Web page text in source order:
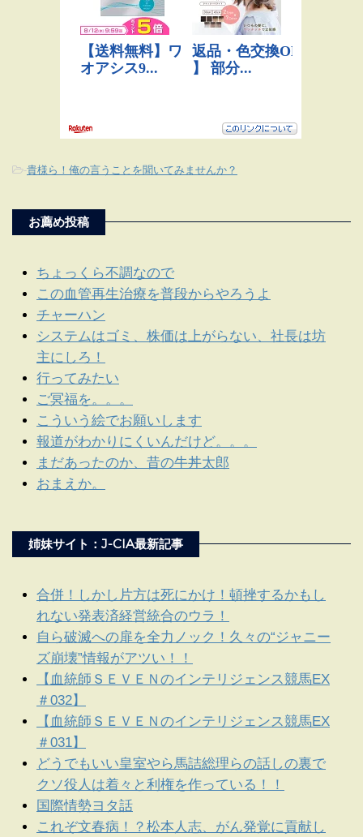
-貴様ら！俺の言うことを聞いてみませんか？
お薦め投稿
ちょっくら不調なので
この血管再生治療を普段からやろうよ
チャーハン
システムはゴミ、株価は上がらない、社長は坊
主にしろ！
行ってみたい
ご冥福を。。。
こういう絵でお願いします
報道がわかりにくいんだけど。。。
まだあったのか、昔の牛丼太郎
おまえか。
姉妹サイト：J-CIA最新記事
合併！しかし片方は死にかけ！頓挫するかもし
れない発表済経営統合のウラ！
自ら破滅への扉を全力ノック！久々の“ジャニー
ズ崩壊”情報がアツい！！
【血統師ＳＥＶＥＮのインテリジェンス競馬EX
＃032】
【血統師ＳＥＶＥＮのインテリジェンス競馬EX
＃031】
どうでもいい皇室やら馬詰総理らの話しの裏で
クソ役人は着々と利権を作っている！！
国際情勢ヨタ話
これぞ文春病！？松本人志、がん発覚に貢献し